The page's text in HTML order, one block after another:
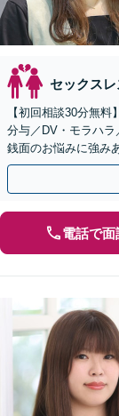
セックス
【初回相談30分無
分与／DV・モラハ
銭面のお悩みに強み
連れ相談】【休日相
電話で面